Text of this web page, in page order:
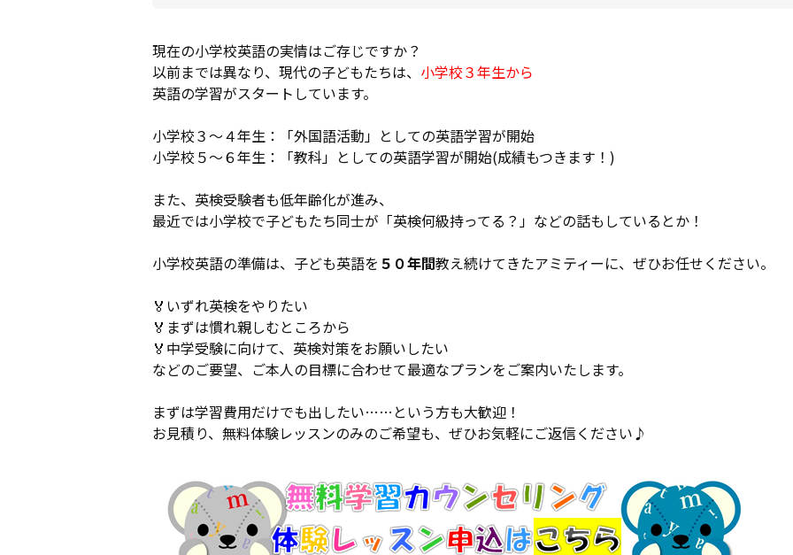
現在の小学校英語の実情はご存じですか？
以前までは異なり、現代の子どもたちは、 小学校３年生から
英語の学習がスタートしています。
小学校３～４年生：「外国語活動」としての英語学習が開始
小学校５～６年生：「教科」としての英語学習が開始(成績もつきます！)
また、英検受験者も低年齢化が進み、
最近では小学校で子どもたち同士が「英検何級持ってる？」などの話もしているとか！
小学校英語の準備は、子ども英語を ５０年間教え続けてきたアミティーに、ぜひお任せください。
🏅いずれ英検をやりたい
🏅まずは慣れ親しむところから
🏅中学受験に向けて、英検対策をお願いしたい
などのご要望、ご本人の目標に合わせて最適なプランをご案内いたします。
まずは学習費用だけでも出したい……という方も大歓迎！
お見積り、無料体験レッスンのみのご希望も、ぜひお気軽にご返信ください♪